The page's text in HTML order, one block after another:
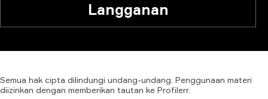
Langganan
Semua hak cipta dilindungi undang-undang. Penggunaan materi
diizinkan dengan memberikan tautan ke Profilerr.